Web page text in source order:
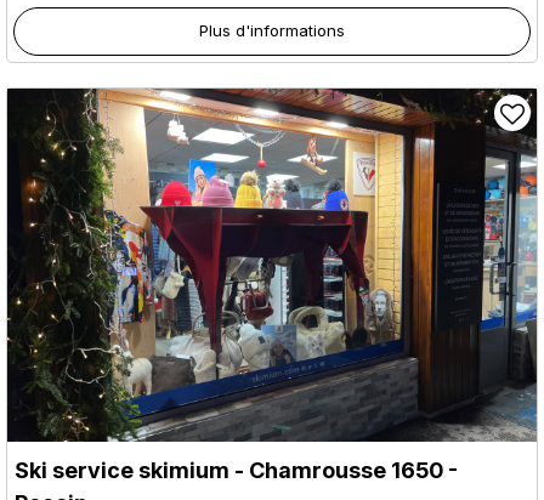
Plus d'informations
Ski service skimium - Chamrousse 1650 -